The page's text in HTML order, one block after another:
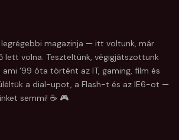
magazinja — itt voltunk, már
lett volna. Teszteltünk, végigjátszottunk
'99 óta történt az IT, gaming, film és
a dial-upot, a Flash-t és az IE6-ot —
semmi! ☕ 🎮